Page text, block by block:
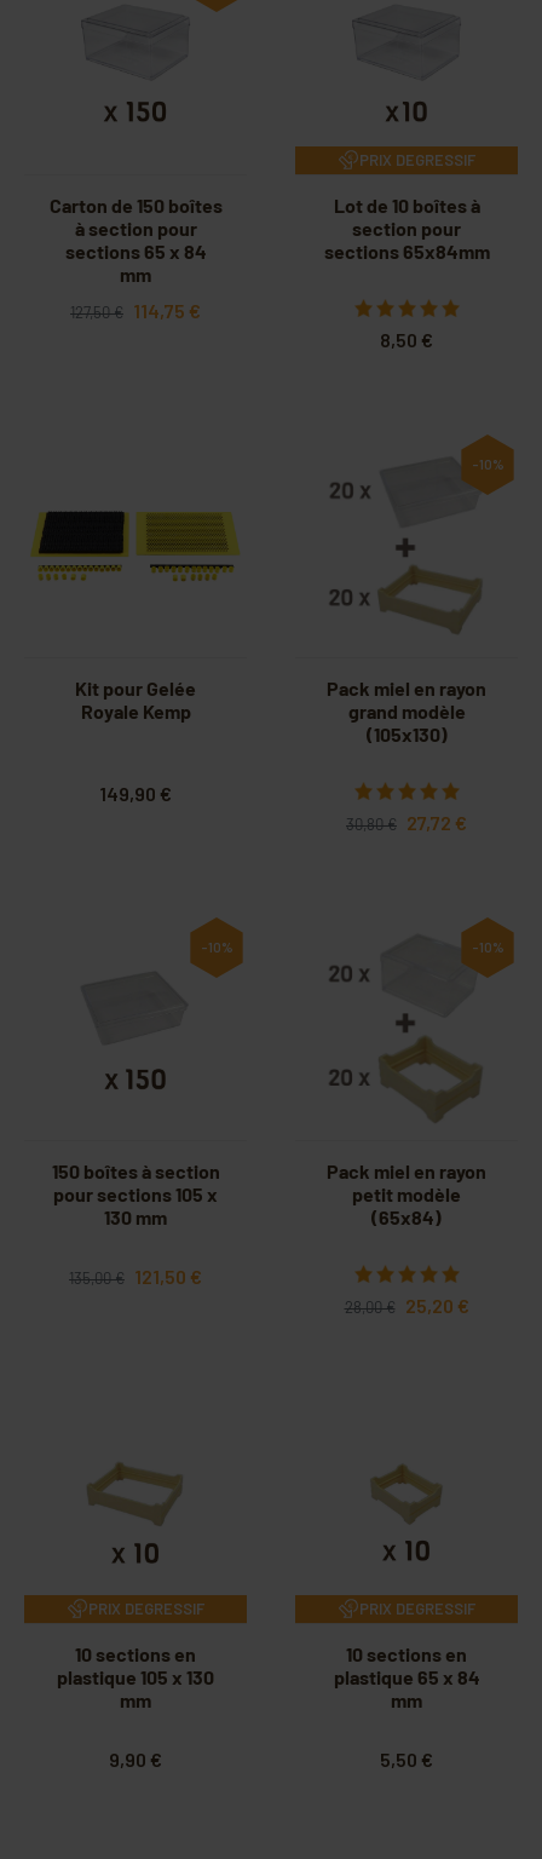
Carton de 150 boîtes
à section pour
sections 65 x 84
mm
127,50 € 114,75 €
PRIX DEGRESSIF
Lot de 10 boîtes à
section pour
sections 65x84mm
8,50 €
Kit pour Gelée
Royale Kemp
149,90 €
-10%
Pack miel en rayon
grand modèle
(105x130)
30,80 € 27,72 €
-10%
150 boîtes à section
pour sections 105 x
130 mm
135,00 € 121,50 €
-10%
Pack miel en rayon
petit modèle
(65x84)
28,00 € 25,20 €
PRIX DEGRESSIF
10 sections en
plastique 105 x 130
mm
9,90 €
PRIX DEGRESSIF
10 sections en
plastique 65 x 84
mm
5,50 €